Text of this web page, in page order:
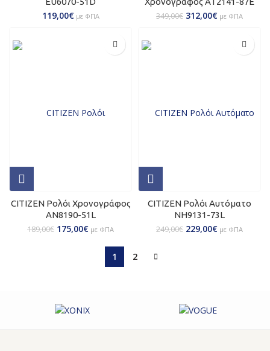
119,00€με ΦΠΑ
349,00€ 312,00€ με ΦΠΑ
CITIZEN Ρολόι Χρονογράφος
AN8190-51L
189,00€ 175,00€ με ΦΠΑ
CITIZEN Ρολόι Αυτόματο
NH9131-73L
249,00€ 229,00€ με ΦΠΑ
1 2